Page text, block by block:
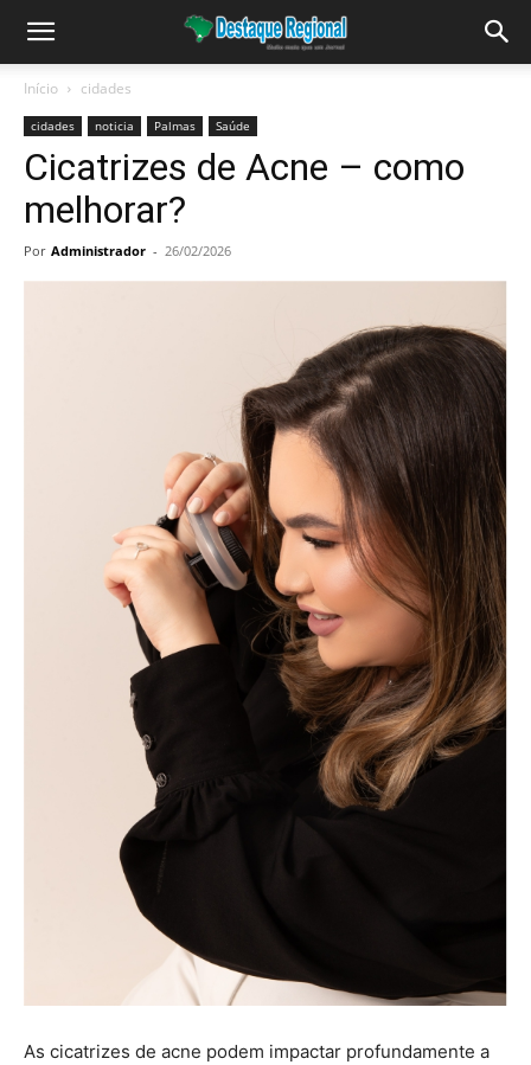
Início cidades
cidades noticia Palmas Saúde
Cicatrizes de Acne – como
melhorar?
Por Administrador - 26/02/2026
As cicatrizes de acne podem impactar profundamente a